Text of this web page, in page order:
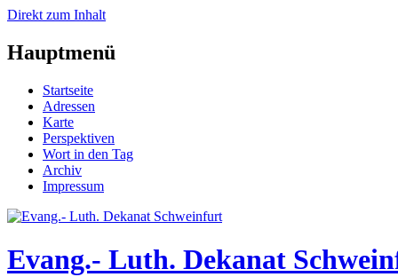
Direkt zum Inhalt
Hauptmenü
Startseite
Adressen
Karte
Perspektiven
Wort in den Tag
Archiv
Impressum
Evang.- Luth. Dekanat